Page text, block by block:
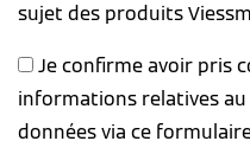
sujet des produits
Je confirme avoir pris
informations relatives
données via ce